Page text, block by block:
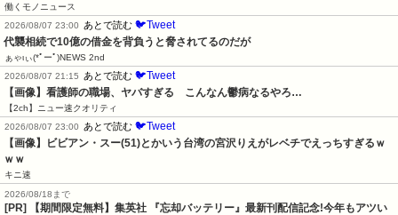
働くモノニュース
2026/08/07 23:00
あとで読む 🐦Tweet
代襲相続で10億の借金を背負うと脅されてるのだが
ぁゃιぃ(*ﾟーﾟ)NEWS 2nd
2026/08/07 21:15
あとで読む 🐦Tweet
【画像】看護師の職場、ヤバすぎる　こんなん鬱病なるやろ…
【2ch】ニュー速クオリティ
2026/08/07 23:00
あとで読む 🐦Tweet
【画像】ビビアン・スー(51)とかいう台湾の宮沢りえがレベチでえっちすぎるｗ
ｗｗ
キニ速
2026/08/18まで
[PR] 【期間限定無料】集英社 『忘却バッテリー』最新刊配信記念!今年もアツい